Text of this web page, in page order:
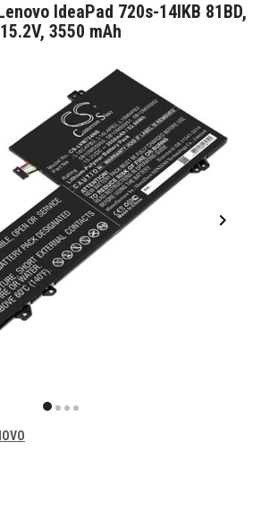
IdeaPad 720s-14IKB 81BD,
15.2V, 3550 mAh
item